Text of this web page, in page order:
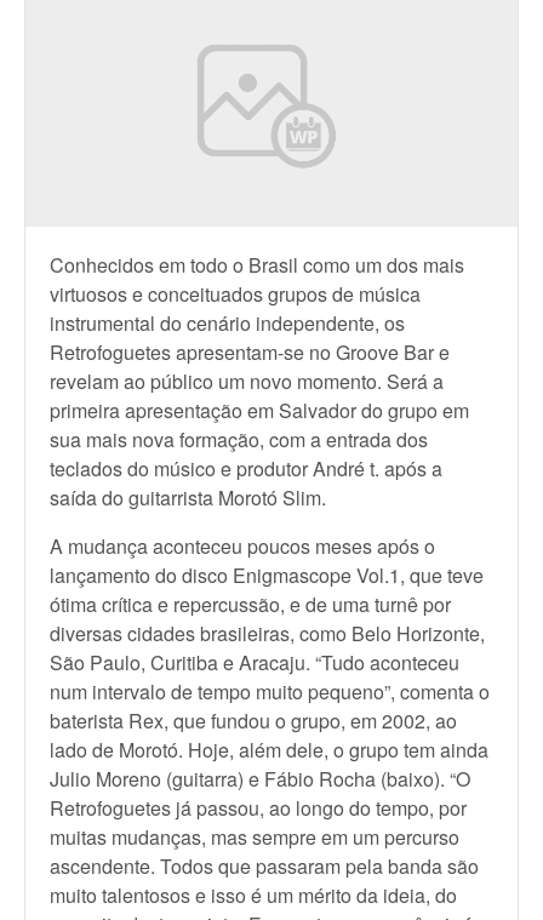
Conhecidos em todo o Brasil como um dos mais
virtuosos e conceituados grupos de música
instrumental do cenário independente, os
Retrofoguetes apresentam-se no Groove Bar e
revelam ao público um novo momento. Será a
primeira apresentação em Salvador do grupo em
sua mais nova formação, com a entrada dos
teclados do músico e produtor André t. após a
saída do guitarrista Morotó Slim.
A mudança aconteceu poucos meses após o
lançamento do disco Enigmascope Vol.1, que teve
ótima crítica e repercussão, e de uma turnê por
diversas cidades brasileiras, como Belo Horizonte,
São Paulo, Curitiba e Aracaju. “Tudo aconteceu
num intervalo de tempo muito pequeno”, comenta o
baterista Rex, que fundou o grupo, em 2002, ao
lado de Morotó. Hoje, além dele, o grupo tem ainda
Julio Moreno (guitarra) e Fábio Rocha (baixo). “O
Retrofoguetes já passou, ao longo do tempo, por
muitas mudanças, mas sempre em um percurso
ascendente. Todos que passaram pela banda são
muito talentosos e isso é um mérito da ideia, do